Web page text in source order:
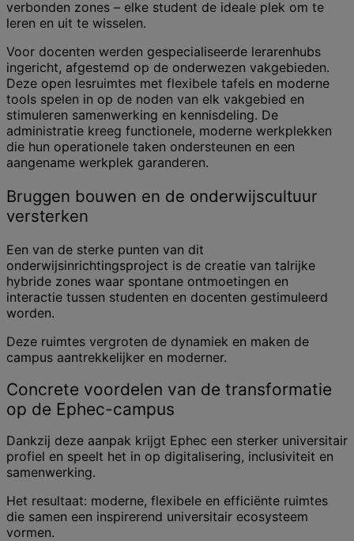
verbonden zones – elke student de ideale plek om te
leren en uit te wisselen.
Voor docenten werden gespecialiseerde lerarenhubs
ingericht, afgestemd op de onderwezen vakgebieden.
Deze open lesruimtes met flexibele tafels en moderne
tools spelen in op de noden van elk vakgebied en
stimuleren samenwerking en kennisdeling. De
administratie kreeg functionele, moderne werkplekken
die hun operationele taken ondersteunen en een
aangename werkplek garanderen.
Bruggen bouwen en de onderwijscultuur
versterken
Een van de sterke punten van dit
onderwijsinrichtingsproject is de creatie van talrijke
hybride zones waar spontane ontmoetingen en
interactie tussen studenten en docenten gestimuleerd
worden.
Deze ruimtes vergroten de dynamiek en maken de
campus aantrekkelijker en moderner.
Concrete voordelen van de transformatie
op de Ephec-campus
Dankzij deze aanpak krijgt Ephec een sterker universitair
profiel en speelt het in op digitalisering, inclusiviteit en
samenwerking.
Het resultaat: moderne, flexibele en efficiënte ruimtes
die samen een inspirerend universitair ecosysteem
vormen.